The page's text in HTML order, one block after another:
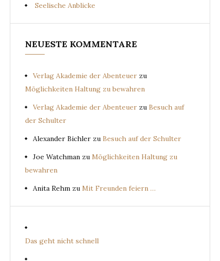
Seelische Anblicke
NEUESTE KOMMENTARE
Verlag Akademie der Abenteuer zu
Möglichkeiten Haltung zu bewahren
Verlag Akademie der Abenteuer zu Besuch auf
der Schulter
Alexander Bichler zu Besuch auf der Schulter
Joe Watchman zu Möglichkeiten Haltung zu
bewahren
Anita Rehm zu Mit Freunden feiern …
Das geht nicht schnell